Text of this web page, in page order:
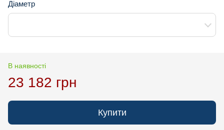
Діаметр
В наявності
23 182 грн
Купити